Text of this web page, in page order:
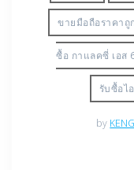
ขายมือถือราคาถู
ซื้อ กาแลคซี่ เอส
รับซื้อไ
by